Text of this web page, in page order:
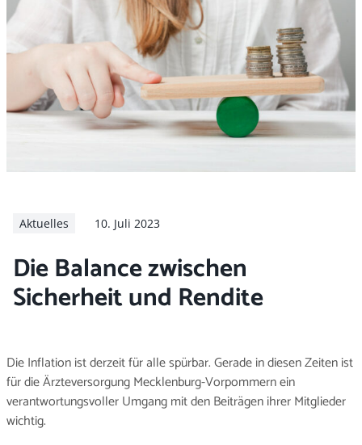
Mitglieder
Mitglied werden
Arbeitgeber
Aktuelles 10. Juli 2023
Die Balance zwischen
Sicherheit und Rendite
Die Inflation ist derzeit für alle spürbar. Gerade in diesen Zeiten ist
für die Ärzteversorgung Mecklenburg-Vorpommern ein
verantwortungsvoller Umgang mit den Beiträgen ihrer Mitglieder
wichtig.